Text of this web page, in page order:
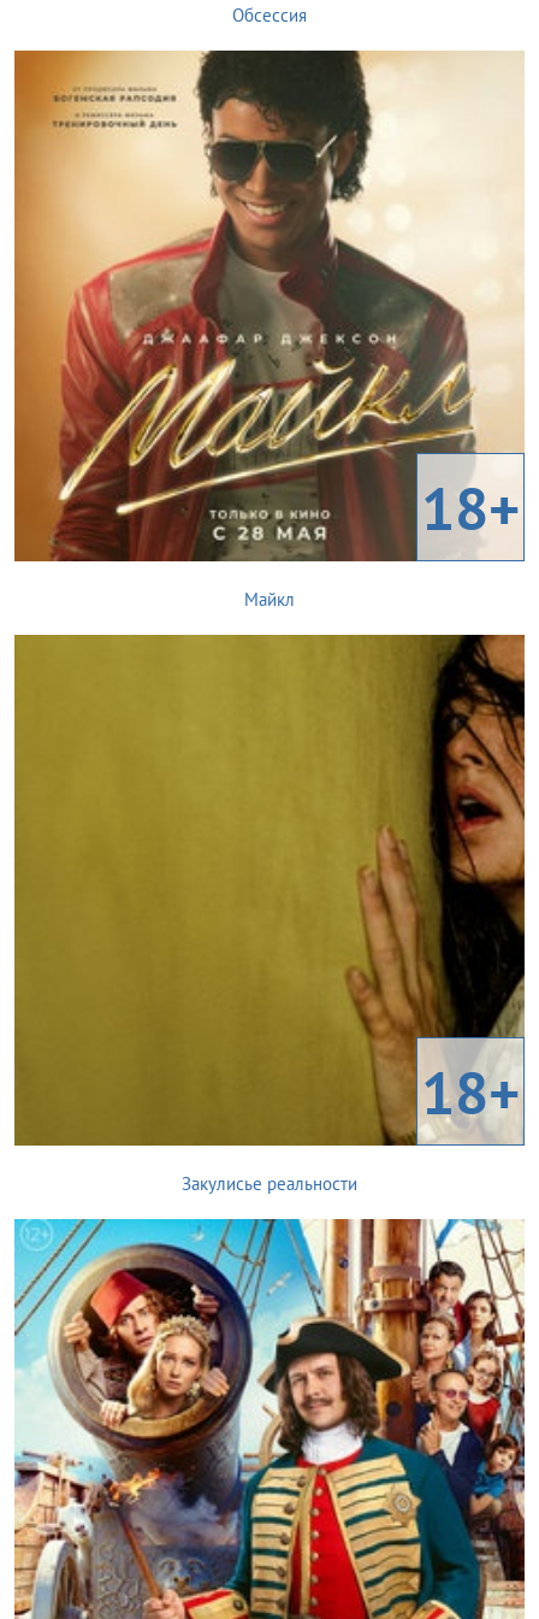
Обсессия
18+
Майкл
18+
Закулисье реальности